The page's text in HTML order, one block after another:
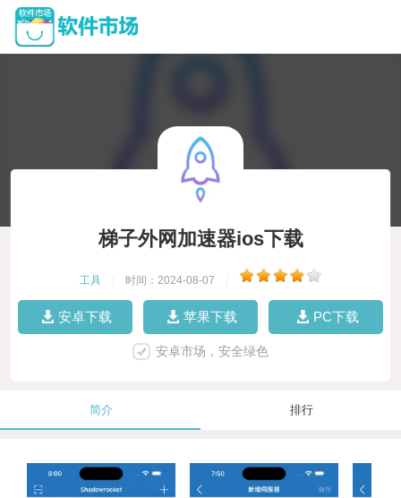
梯子外网加速器ios下载
工具 时间：2024-08-07
安卓下载 苹果下载 PC下载
安卓市场，安全绿色
简介 排行